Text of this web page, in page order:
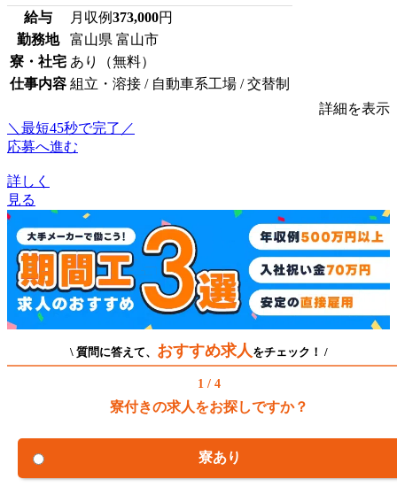
給与 月収例373,000円
勤務地
富山県 富山市
寮・社宅 あり（無料）
仕事内容 組立・溶接 / 自動車系工場 / 交替制
詳細を表示
＼最短45秒で完了／
応募へ進む
詳しく
見る
\ 質問に答えて、 おすすめ求人 をチェック！ /
1 / 4
寮付きの求人をお探しですか？
寮あり